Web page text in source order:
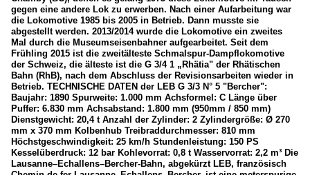
gegen eine andere Lok zu erwerben. Nach einer Aufarbeitung war
die Lokomotive 1985 bis 2005 in Betrieb. Dann musste sie
abgestellt werden. 2013/2014 wurde die Lokomotive ein zweites
Mal durch die Museumseisenbahner aufgearbeitet. Seit dem
Frühling 2015 ist die zweitälteste Schmalspur-Dampflokomotive
der Schweiz, die älteste ist die G 3/4 1 „Rhätia" der Rhätischen
Bahn (RhB), nach dem Abschluss der Revisionsarbeiten wieder in
Betrieb. TECHNISCHE DATEN der LEB G 3/3 N° 5 "Bercher":
Baujahr: 1890 Spurweite: 1.000 mm Achsformel: C Länge über
Puffer: 6.830 mm Achsabstand: 1.800 mm (950mm / 850 mm)
Dienstgewicht: 20,4 t Anzahl der Zylinder: 2 Zylindergröße: Ø 270
mm x 370 mm Kolbenhub Treibraddurchmesser: 810 mm
Höchstgeschwindigkeit: 25 km/h Stundenleistung: 150 PS
Kesselüberdruck: 12 bar Kohlevorrat: 0,8 t Wasservorrat: 2,2 m³ Die
Lausanne–Echallens–Bercher-Bahn, abgekürzt LEB, französisch